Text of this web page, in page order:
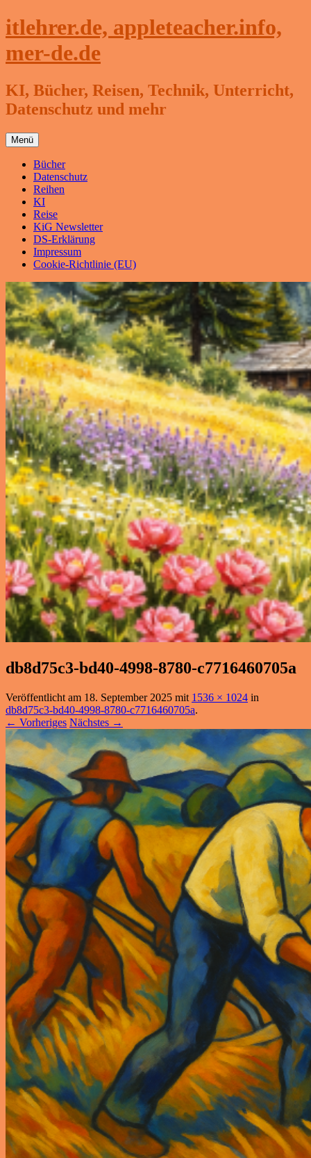
Zum
Inhalt
itlehrer.de, appleteacher.info,
mer-de.de
KI, Bücher, Reisen, Technik, Unterricht,
Datenschutz und mehr
Menü
Bücher
Datenschutz
Reihen
KI
Reise
KiG Newsletter
DS-Erklärung
Impressum
Cookie-Richtlinie (EU)
db8d75c3-bd40-4998-8780-c7716460705a
Veröffentlicht am 18. September 2025 mit 1536 × 1024 in
db8d75c3-bd40-4998-8780-c7716460705a.
← Vorheriges Nächstes →